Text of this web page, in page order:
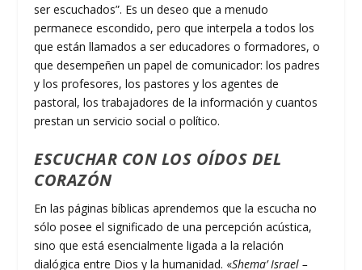
ser escuchados”. Es un deseo que a menudo
permanece escondido, pero que interpela a todos los
que están llamados a ser educadores o formadores, o
que desempeñen un papel de comunicador: los padres
y los profesores, los pastores y los agentes de
pastoral, los trabajadores de la información y cuantos
prestan un servicio social o político.
ESCUCHAR CON LOS OÍDOS DEL
CORAZÓN
En las páginas bíblicas aprendemos que la escucha no
sólo posee el significado de una percepción acústica,
sino que está esencialmente ligada a la relación
dialógica entre Dios y la humanidad. «Shema’ Israel –